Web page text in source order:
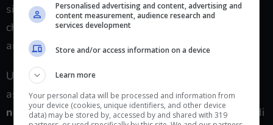
singola passata, non lasciandosi nulla alle spalle,
che siano macchie, sporco, aloni, briciole e peli di
animali.
Un’altra caratteristica importante di questo robot
aspirapolvere è sicuramente il suo sistema di
navigazione LiDARa triplo laser che gli permette di
Personalised advertising and content, advertising and
content measurement, audience research and
services development
Store and/or access information on a device
Learn more
Your personal data will be processed and information from
your device (cookies, unique identifiers, and other device
data) may be stored by, accessed by and shared with 319